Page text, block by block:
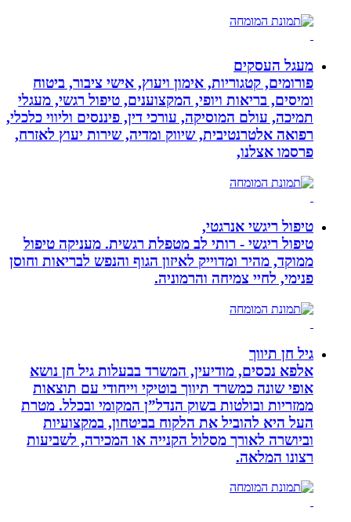
מעגל העסקים
פורומים, קטגוריות, אימון ויעוץ, אישי ציבור, ביטוח
ומיסים, בריאות ויופי, המקצוענים, טיפול רגשי, מעגלי
תמיכה, עולם המוסיקה, עורכי דין, פיננסים וליווי כלכלי,
רפואה אלטרנטיבית, שיווק ומדיה, שירות יעוץ לאזרח,
פרסמו אצלנו,
טיפול ריגשי אנרגטי,
טיפול ריגשי - רותי לב מטפלת רגשית. מעניקה טיפול
ממוקד, מהיר ומדוייק לאיזון הגוף והנפש לבריאות וחוסן
פנימי, לחיי צמיחה והרמוניה.
גיל חן תיווך
אלפא נכסים, מודיעין, המשרד בבעלות גיל חן נושא
אופי שונה כמשרד תיווך בוטיקי וייחודי עם תוצאות
ממזריות ובולטות בשוק הנדל”ן המקומי ובכלל. מטרת
העל היא להוביל את הלקוח בביטחון, במקצועיות
וביושרה לאורך מסלול הקנייה או המכירה, לשביעות
רצונו המלאה.